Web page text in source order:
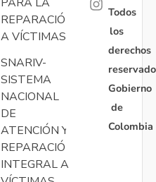
REPARACIÓN
A VÍCTIMAS
SNARIV-
SISTEMA
NACIONAL
DE
ATENCIÓN Y
REPARACIÓN
INTEGRAL A
Todos
los
derechos
Gobierno
de
Colombia